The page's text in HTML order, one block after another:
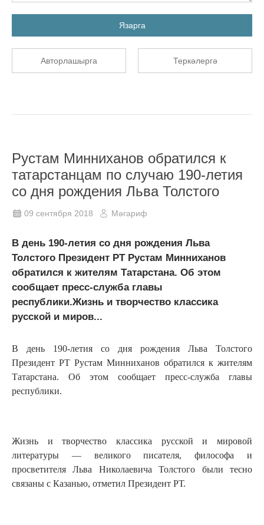
Язарга
Авторлашырга Теркәлергә
Рустам Минниханов обратился к
татарстанцам по случаю 190-летия
со дня рождения Льва Толстого
09 сентября 2018 Мәгариф
В день 190-летия со дня рождения Льва
Толстого Президент РТ Рустам Минниханов
обратился к жителям Татарстана. Об этом
сообщает пресс-служба главы
республики.Жизнь и творчество классика
русской и миров...
В день 190-летия со дня рождения Льва Толстого
Президент РТ Рустам Минниханов обратился к жителям
Татарстана. Об этом сообщает пресс-служба главы
республики.
Жизнь и творчество классика русской и мировой
литературы — великого писателя, философа и
просветителя Льва Николаевича Толстого были тесно
связаны с Казанью, отметил Президент РТ.